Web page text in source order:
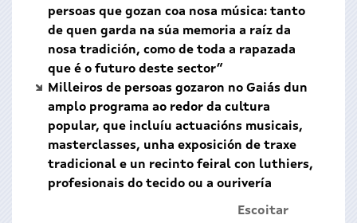
persoas que gozan coa nosa música: tanto
de quen garda na súa memoria a raíz da
nosa tradición, como de toda a rapazada
que é o futuro deste sector”
Milleiros de persoas gozaron no Gaiás dun
amplo programa ao redor da cultura
popular, que incluíu actuacións musicais,
masterclasses, unha exposición de traxe
tradicional e un recinto feiral con luthiers,
profesionais do tecido ou a ourivería
Escoitar